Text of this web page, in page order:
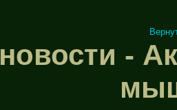
новости -